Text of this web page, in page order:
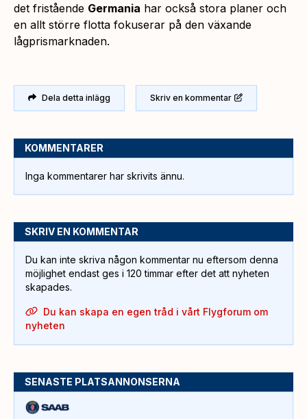
det fristående Germania har också stora planer och
en allt större flotta fokuserar på den växande
lågprismarknaden.
Dela detta inlägg Skriv en kommentar
KOMMENTARER
Inga kommentarer har skrivits ännu.
SKRIV EN KOMMENTAR
Du kan inte skriva någon kommentar nu eftersom denna
möjlighet endast ges i 120 timmar efter det att nyheten
skapades.
Du kan skapa en egen tråd i vårt Flygforum om
nyheten
SENASTE PLATSANNONSERNA